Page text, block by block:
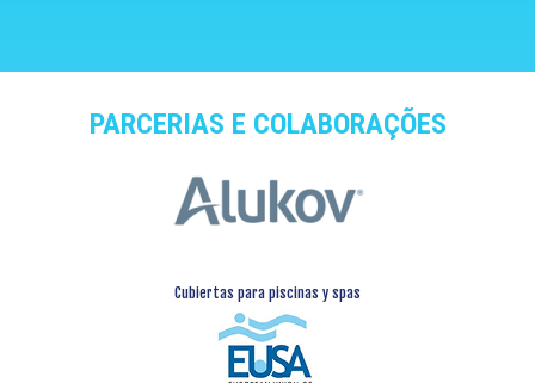
PARCERIAS E COLABORAÇÕES
Cubiertas para piscinas y spas